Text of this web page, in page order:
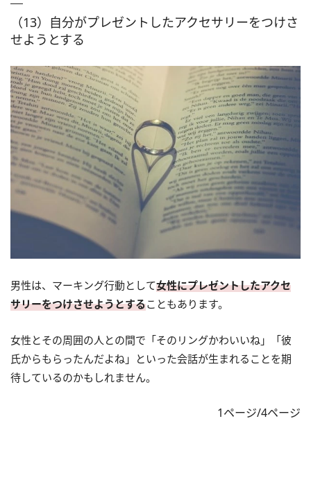
（13）自分がプレゼントしたアクセサリーをつけさ
せようとする
男性は、マーキング行動として女性にプレゼントしたアクセ
サリーをつけさせようとすることもあります。
女性とその周囲の人との間で「そのリングかわいいね」「彼
氏からもらったんだよね」といった会話が生まれることを期
待しているのかもしれません。
1ページ/4ページ